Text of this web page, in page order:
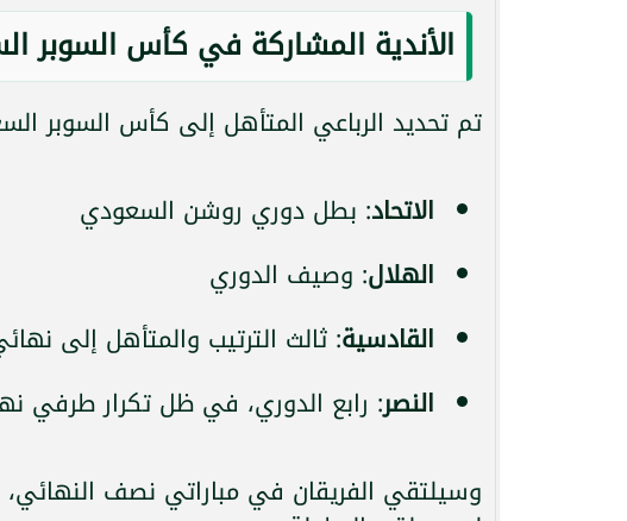
الأندية المشاركة في كأس السوبر
تم تحديد الرباعي المتأهل إلى كأس السوبر
الاتحاد: بطل دوري روشن السعودي
الهلال: وصيف الدوري
القادسية: ثالث الترتيب والمتأهل إلى
النصر: رابع الدوري، في ظل تكرار طرفي
وسيلتقي الفريقان في مباراتي نصف النهائي،